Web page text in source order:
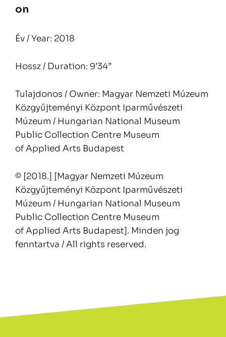
on
Év / Year: 2018
Hossz / Duration: 9’34”
Tulajdonos / Owner: Magyar Nemzeti Múzeum
Közgyűjteményi Központ Iparművészeti
Múzeum / Hungarian National Museum
Public Collection Centre Museum
of Applied Arts Budapest
© [2018.] [Magyar Nemzeti Múzeum
Közgyűjteményi Központ Iparművészeti
Múzeum / Hungarian National Museum
Public Collection Centre Museum
of Applied Arts Budapest]. Minden jog
fenntartva / All rights reserved.